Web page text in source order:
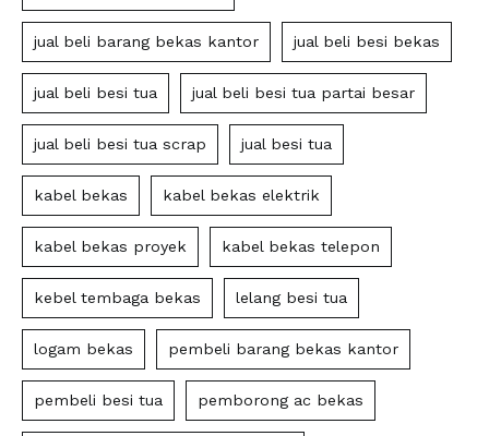
jual beli barang bekas kantor jual beli besi bekas
jual beli besi tua jual beli besi tua partai besar
jual beli besi tua scrap jual besi tua
kabel bekas kabel bekas elektrik
kabel bekas proyek kabel bekas telepon
kebel tembaga bekas lelang besi tua
logam bekas pembeli barang bekas kantor
pembeli besi tua pemborong ac bekas